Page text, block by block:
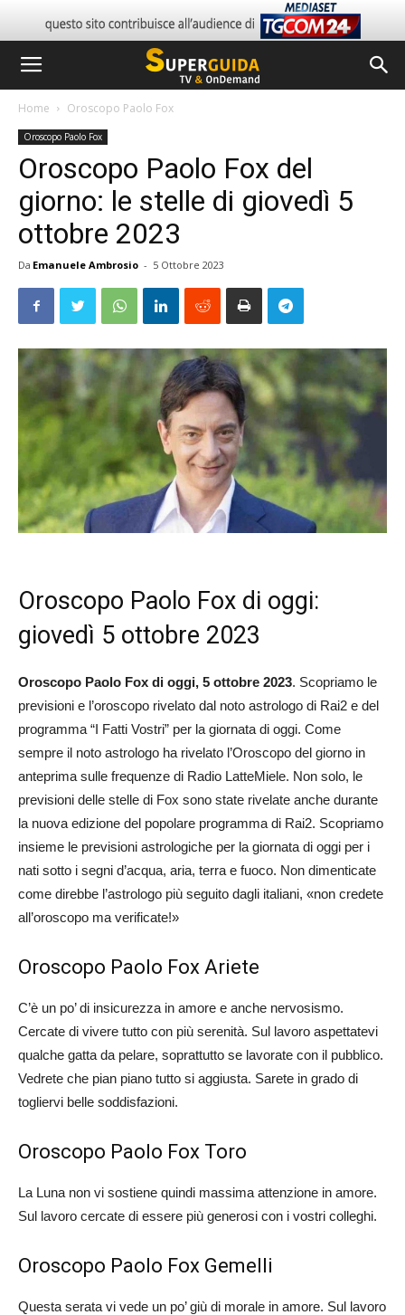
Home Oroscopo Paolo Fox
Oroscopo Paolo Fox
Oroscopo Paolo Fox del
giorno: le stelle di giovedì 5
ottobre 2023
Da Emanuele Ambrosio - 5 Ottobre 2023
Oroscopo Paolo Fox di oggi:
giovedì 5 ottobre 2023
Oroscopo Paolo Fox di oggi, 5 ottobre 2023. Scopriamo le
previsioni e l’oroscopo rivelato dal noto astrologo di Rai2 e del
programma “I Fatti Vostri” per la giornata di oggi. Come
sempre il noto astrologo ha rivelato l’Oroscopo del giorno in
anteprima sulle frequenze di Radio LatteMiele. Non solo, le
previsioni delle stelle di Fox sono state rivelate anche durante
la nuova edizione del popolare programma di Rai2. Scopriamo
insieme le previsioni astrologiche per la giornata di oggi per i
nati sotto i segni d’acqua, aria, terra e fuoco. Non dimenticate
come direbbe l’astrologo più seguito dagli italiani, «non credete
all’oroscopo ma verificate!»
Oroscopo Paolo Fox Ariete
C’è un po’ di insicurezza in amore e anche nervosismo.
Cercate di vivere tutto con più serenità. Sul lavoro aspettatevi
qualche gatta da pelare, soprattutto se lavorate con il pubblico.
Vedrete che pian piano tutto si aggiusta. Sarete in grado di
togliervi belle soddisfazioni.
Oroscopo Paolo Fox Toro
La Luna non vi sostiene quindi massima attenzione in amore.
Sul lavoro cercate di essere più generosi con i vostri colleghi.
Oroscopo Paolo Fox Gemelli
Questa serata vi vede un po’ giù di morale in amore. Sul lavoro